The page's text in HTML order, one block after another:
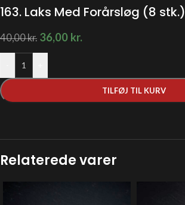
163. Laks Med Forårsløg (8 stk.)
40,00kr. 36,00 kr.
TILFØJ TIL KURV
Relaterede varer